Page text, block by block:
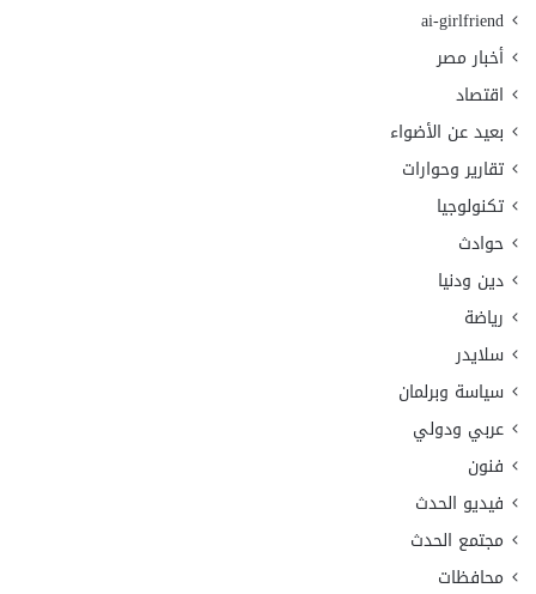
ai-girlfriend
أخبار مصر
اقتصاد
بعيد عن الأضواء
تقارير وحوارات
تكنولوجيا
حوادث
دين ودنيا
رياضة
سلايدر
سياسة وبرلمان
عربي ودولي
فنون
فيديو الحدث
مجتمع الحدث
محافظات